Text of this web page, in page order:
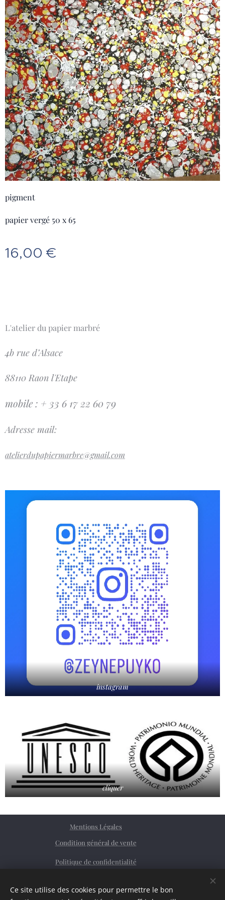
pigment
papier vergé 50 x 65
16,00 €
L'atelier du papier marbré
4b rue d’Alsace
88110 Raon l'Etape
mobile : + 33 6 17 22 60 79
Adresse mail:
atelierdupapiermarbre@gmail.com
instagram
cliquer
Mentions Légales
Condition général de vente
Politique de confidentialité
Ce site utilise des cookies pour permettre le bon